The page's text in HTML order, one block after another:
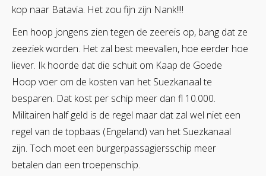
kop naar Batavia. Het zou fijn zijn Nank!!!!
Een hoop jongens zien tegen de zeereis op, bang dat ze
zeeziek worden. Het zal best meevallen, hoe eerder hoe
liever. Ik hoorde dat die schuit om Kaap de Goede
Hoop voer om de kosten van het Suezkanaal te
besparen. Dat kost per schip meer dan fl 10.000.
Militairen half geld is de regel maar dat zal wel niet een
regel van de topbaas (Engeland) van het Suezkanaal
zijn. Toch moet een burgerpassagiersschip meer
betalen dan een troepenschip.